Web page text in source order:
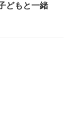
どもと一緒